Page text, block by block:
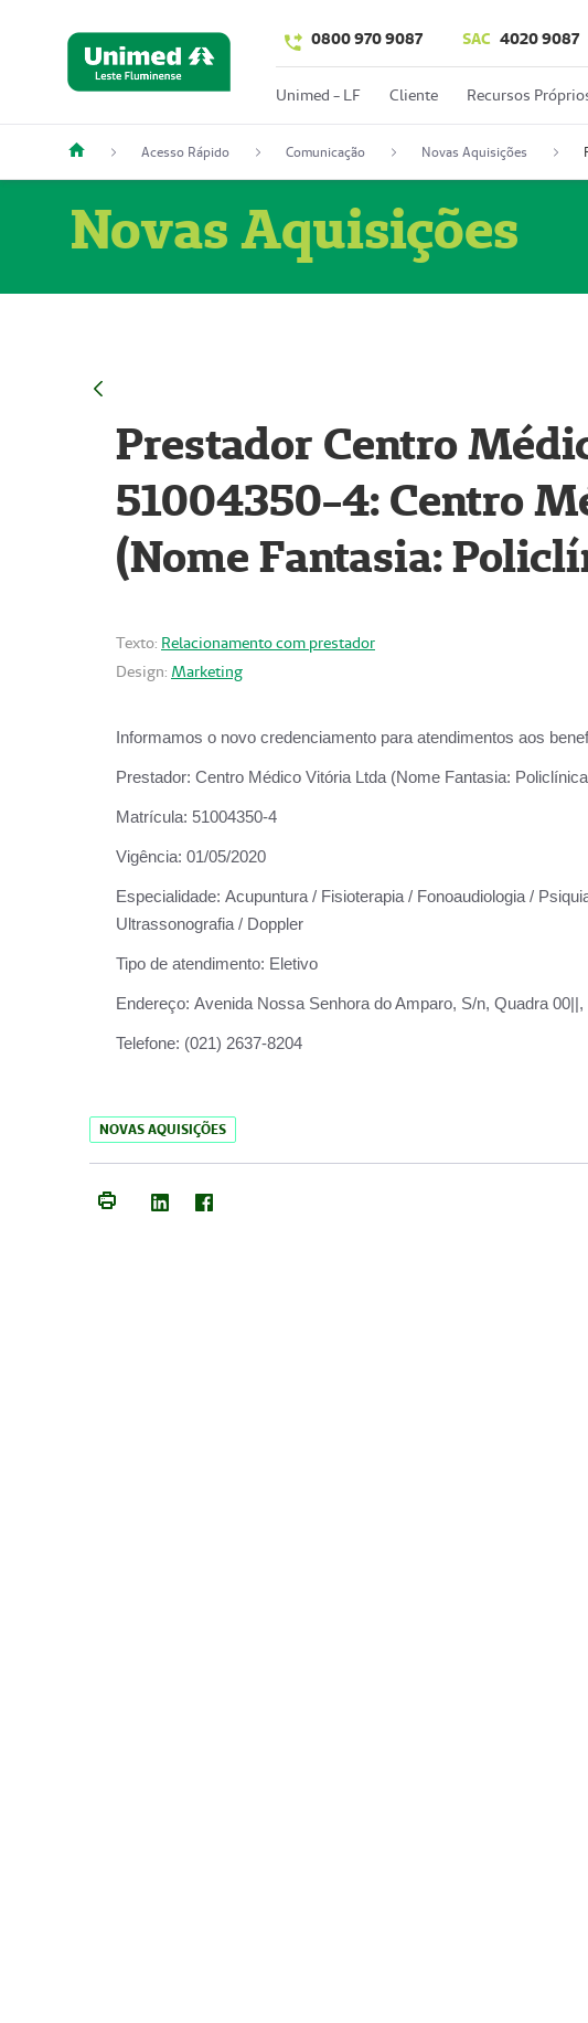
0800 970 9087 SAC 4020 9087
Unimed - LF Cliente Recursos
Acesso Rápido Comunicação Novas Aquisições
Novas Aquisições
Prestador Centro
51004350-4: Centro
(Nome Fantasia:
Texto: Relacionamento com prestador
Design: Marketing
Informamos o novo credenciamento para atendimentos aos
Prestador: Centro Médico Vitória Ltda (Nome Fantasia:
Matrícula: 51004350-4
Vigência: 01/05/2020
Especialidade: Acupuntura / Fisioterapia / Fonoaudiologia /
Ultrassonografia / Doppler
Tipo de atendimento: Eletivo
Endereço: Avenida Nossa Senhora do Amparo, S/n, Quadra
Telefone: (021) 2637-8204
NOVAS AQUISIÇÕES